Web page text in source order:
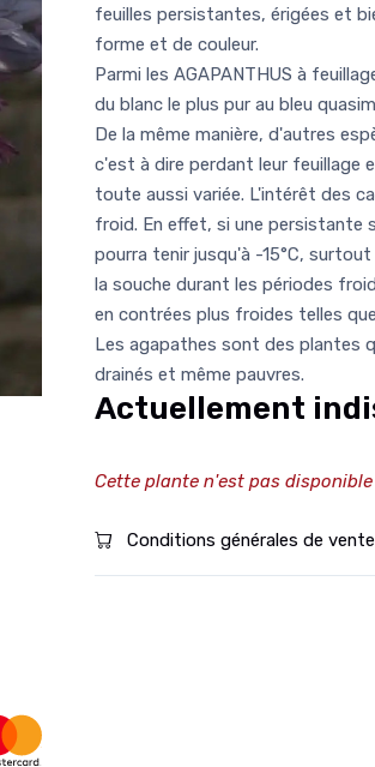
feuilles persistantes, érigées et
forme et de couleur.
Parmi les AGAPANTHUS à
du blanc le plus pur au bleu
De la même manière, d'autres
c'est à dire perdant leur feuillage
toute aussi variée. L'intérêt des
froid. En effet, si une persistante
pourra tenir jusqu'à -15°C,
la souche durant les périodes
en contrées plus froides telles
Les agapathes sont des plantes
drainés et même pauvres.
Actuellement
Cette plante n'est pas
Conditions générales de vente